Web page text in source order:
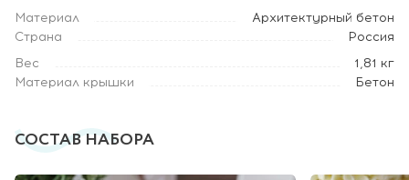
Материал
Архитектурный бетон
Страна
Россия
Вес
1,81 кг
Материал крышки
Бетон
СОСТАВ НАБОРА